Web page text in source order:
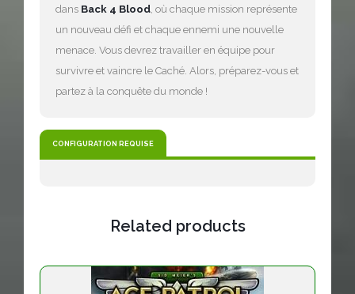
dans Back 4 Blood, où chaque mission représente
un nouveau défi et chaque ennemi une nouvelle
menace. Vous devrez travailler en équipe pour
survivre et vaincre le Caché. Alors, préparez-vous et
partez à la conquête du monde !
CONFIGURATION REQUISE
Related products